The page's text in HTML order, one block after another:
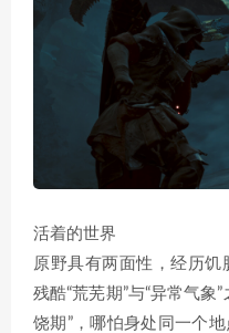
活着的世界
原野具有两面性，经历
残酷“荒芜期”与“异常气象
饶期”，哪怕身处同一个